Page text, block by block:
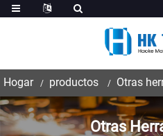
Hogar productos Otras
Otras